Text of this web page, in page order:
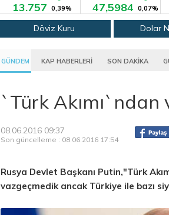
13.757 0,39% 47,5984 0,07%
Döviz Kuru Dolar
GÜNDEM KAP HABERLERİ SON DAKİKA
`Türk
08.06.2016 09:37
Son güncelleme : 08.06.2016 17:54
Rusya Devlet Başkanı Putin,"Türk
vazgeçmedik ancak Türkiye ile bazı